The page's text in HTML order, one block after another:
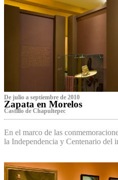
De julio a septiembre de 2010
Zapata en Morelos
Castillo de Chapultepec
En el marco de las
la Independencia y Centenario